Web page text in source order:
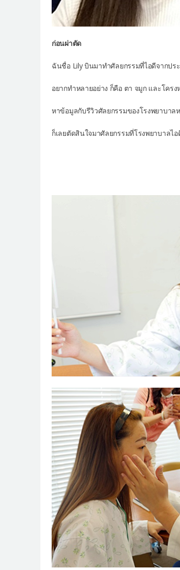
ก่อนผ่าตัด
ฉันชื่อ Lily บินมาทำศัลยกรรมที่ไอดีจากปร
อยากทำหลายอย่าง ก็คือ ตา จมูก และโคร
หาข้อมูลกับรีวิวศัลยกรรมของโรงพยาบาล
ก็เลยตัดสินใจมาศัลยกรรมที่โรงพยาบาลไอ